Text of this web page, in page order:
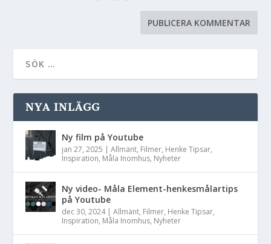
NYA INLÄGG
Ny film på Youtube
jan 27, 2025 |Allmänt, Filmer, Henke Tipsar,
Inspiration, Måla Inomhus, Nyheter
Ny video- Måla Element-henkesmålartips
på Youtube
dec 30, 2024|Allmänt, Filmer, Henke Tipsar,
Inspiration, Måla Inomhus, Nyheter